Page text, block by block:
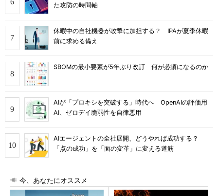
た攻防の時間軸
休暇中の自社機器が攻撃に加担する？ IPAが夏季休暇
前に求める備え
SBOMの最小要素が5年ぶり改訂 何が必須になるのか
AIが「プロキシを突破する」時代へ OpenAIの評価用
AI、ゼロデイ脆弱性を自律悪用
AIエージェントの全社展開、どうやれば成功する？
「点の成功」を「面の変革」に変える道筋
今、あなたにオススメ